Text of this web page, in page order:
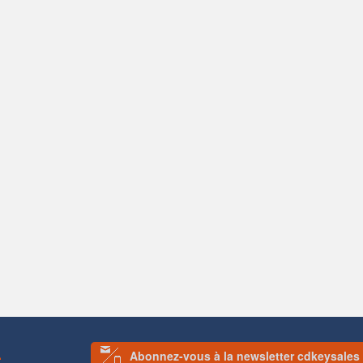
Abonnez-vous à la newsletter cdkeysales